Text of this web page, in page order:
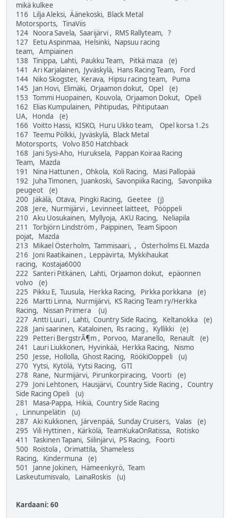
mikä kulkee
116 Lilja Aleksi, Äänekoski, Black Metal
Motorsports, TinaViis
124 Noora Savela, Saarijärvi , RMS Rallyteam, ?
127 Eetu Aspinmaa, Helsinki, Napsuu racing
team, Ampiainen
138 Tinippa, Lahti, Paukku Team, Pitkä maza (e)
141 Ari Karjalainen, Jyväskylä, Hans Racing Team, Ford
144 Niko Skogster, Kerava, Hipsu racing team, Puma
145 Jan Hovi, Elimäki, Orjaamon dokut, Opel (e)
153 Tommi Huopainen, Kouvola, Orjaamon Dokut, Opeli
162 Elias Kumpulainen, Pihtipudas, Pihtiputaan
UA, Honda (e)
166 Voitto Hassi, KISKO, Huru Ukko team, Opel korsa 1.2s
167 Teemu Pölkki, Jyväskylä, Black Metal
Motorsports, Volvo 850 Hatchback
168 Jani Sysi-Aho, Huruksela, Pappan Koiraa Racing
Team, Mazda
191 Nina Hattunen , Ohkola, Koli Racing, Masi Pallopää
192 Juha Timonen, Juankoski, Savonpiika Racing, Savonpiika
peugeot (e)
200 Jäkälä, Otava, Pingki Racing, Geetee (j)
208 Jere, Nurmijärvi , Levinneet laitteet, Pööppeli
210 Aku Uosukainen, Myllyoja, AKU Racing, Neliapila
211 Torbjörn Lindström , Paippinen, Team Sipoon
pojat, Mazda
213 Mikael Österholm, Tammisaari, , Österholms EL Mazda
216 Joni Raatikainen , Leppävirta, Mykkihaukat
racing, Kostaja6000
222 Santeri Pitkänen, Lahti, Orjaamon dokut, epäonnen
volvo (e)
225 Pikku E, Tuusula, Herkka Racing, Pirkka porkkana (e)
226 Martti Linna, Nurmijärvi, KS Racing Team ry/Herkka
Racing, Nissan Primera (u)
227 Antti Luuri , Lahti, Country Side Racing, Keltanokka (e)
228 Jani saarinen, Kataloinen, Rs racing , Kyllikki (e)
229 Petteri BergstrÃ¶m , Porvoo, Maranello, Renault (e)
241 Lauri Liukkonen, Hyvinkää, Herkka Racing, Nismo
250 Jesse, Hollolla, Ghost Racing, RöökiOoppeli (u)
270 Yytsi, Kytölä, Yytsi Racing, GTI
278 Rane, Nurmijärvi, Pirunkorpiracing, Voorti (e)
279 Joni Lehtonen, Hausjärvi, Country Side Racing , Country
Side Racing Opeli (u)
281 Masa-Pappa, Hikiä, Country Side Racing
, Linnunpelätin (u)
287 Aki Kukkonen, Järvenpää, Sunday Cruisers, Valas (e)
295 Vili Hyttinen , Kärkölä, TeamKukaOnRatissa, Rotisko
411 Taskinen Tapani, Siilinjärvi, PS Racing, Foorti
500 Roistola , Orimattila, Shameless
Racing, Kindermuna (e)
501 Janne Jokinen, Hämeenkyrö, Team
Laskeutumisvalo, LainaRoskis (u)
Kardaani: 60